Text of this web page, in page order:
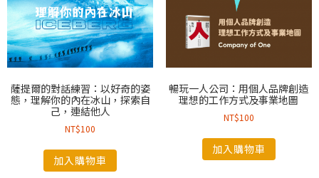
薩提爾的對話練習：以好奇的姿
態，理解你的內在冰山，探索自
己，連結他人
NT$100
加入購物車
暢玩一人公司：用個人品牌創造
理想的工作方式及事業地圖
NT$100
加入購物車